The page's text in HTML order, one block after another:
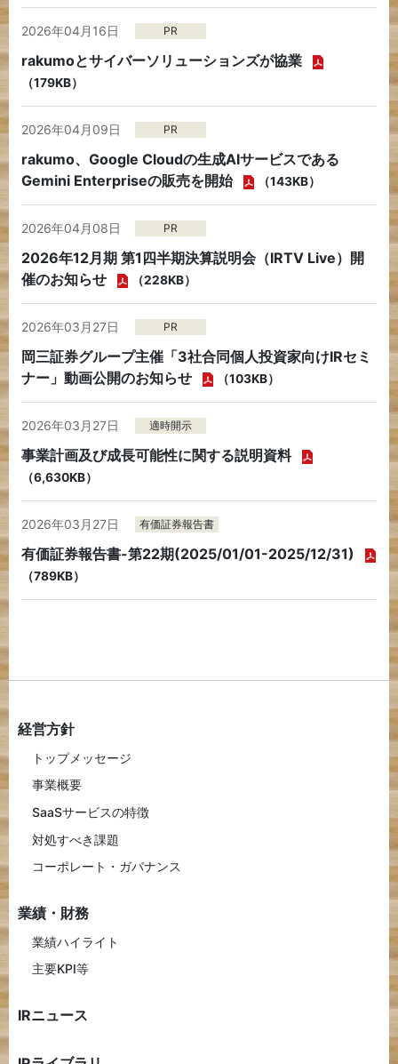
2026年04月16日 PR
rakumoとサイバーソリューションズが協業
（179KB）
2026年04月09日 PR
rakumo、Google Cloudの生成AIサービスである
Gemini Enterpriseの販売を開始
（143KB）
2026年04月08日 PR
2026年12月期 第1四半期決算説明会（IRTV Live）開
催のお知らせ
（228KB）
2026年03月27日 PR
岡三証券グループ主催「3社合同個人投資家向けIRセミ
ナー」動画公開のお知らせ
（103KB）
2026年03月27日 適時開示
事業計画及び成長可能性に関する説明資料
（6,630KB）
2026年03月27日 有価証券報告書
有価証券報告書-第22期(2025/01/01-2025/12/31)
（789KB）
経営方針
トップメッセージ
事業概要
SaaSサービスの特徴
対処すべき課題
コーポレート・ガバナンス
業績・財務
業績ハイライト
主要KPI等
IRニュース